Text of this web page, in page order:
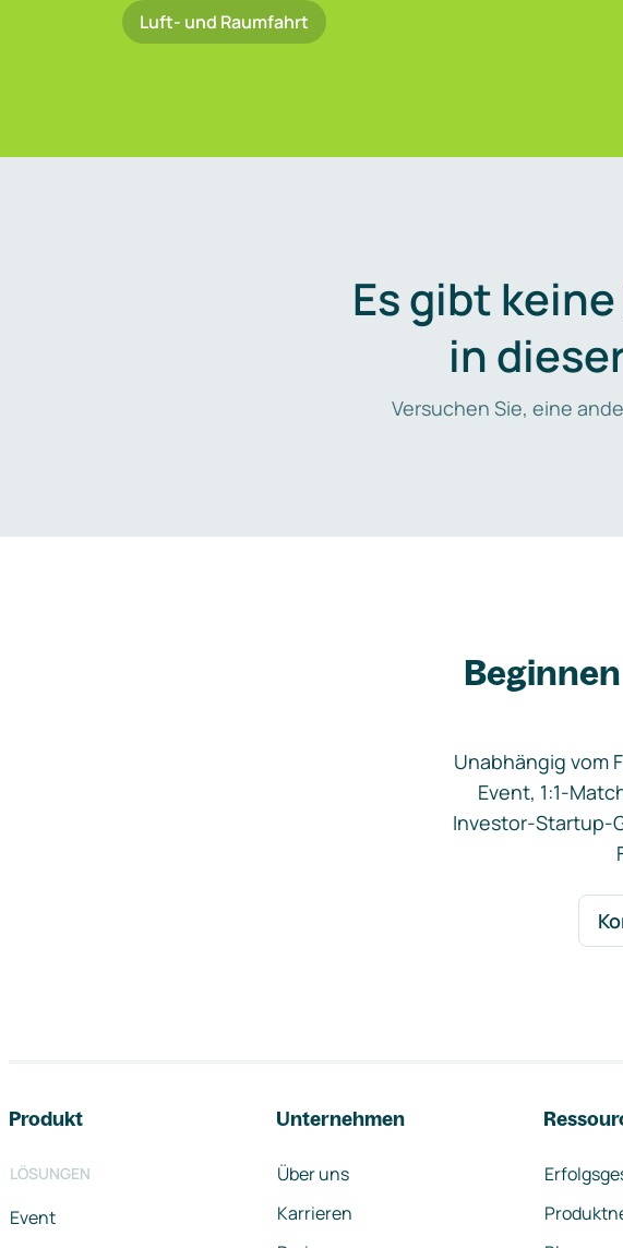
Luft- und Raumfahrt
Es gibt
in
Versuchen Sie, eine
Unabhängig vom
Event, 1:1-
Investor-Startup-
Produkt
LÖSUNGEN
Event
Unternehmen
Über uns
Karrieren